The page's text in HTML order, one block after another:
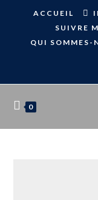
ACCUEIL
SUIVRE
QUI SOMMES-
0